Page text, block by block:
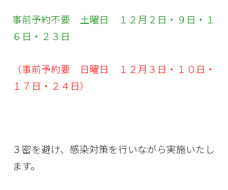
事前予約不要 土曜日 １２月２日・９日・１
６日・２３日
（事前予約要 日曜日 １２月３日・１０日・
１７日・２４日）
３密を避け、感染対策を行いながら実施いたし
ます。